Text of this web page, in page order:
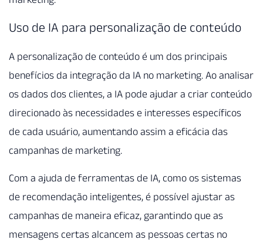
Uso de IA para personalização de conteúdo
A personalização de conteúdo é um dos principais
benefícios da integração da IA no marketing. Ao analisar
os dados dos clientes, a IA pode ajudar a criar conteúdo
direcionado às necessidades e interesses específicos
de cada usuário, aumentando assim a eficácia das
campanhas de marketing.
Com a ajuda de ferramentas de IA, como os sistemas
de recomendação inteligentes, é possível ajustar as
campanhas de maneira eficaz, garantindo que as
mensagens certas alcancem as pessoas certas no